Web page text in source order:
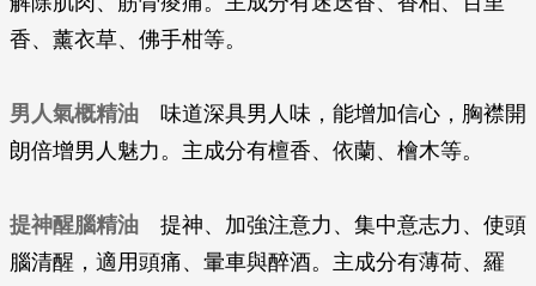
香、薰衣草、佛手柑等。
男人氣概精油 味道深具男人味，能增加信心，胸襟開
朗倍增男人魅力。主成分有檀香、依蘭、檜木等。
提神醒腦精油 提神、加強注意力、集中意志力、使頭
腦清醒，適用頭痛、暈車與醉酒。主成分有薄荷、羅